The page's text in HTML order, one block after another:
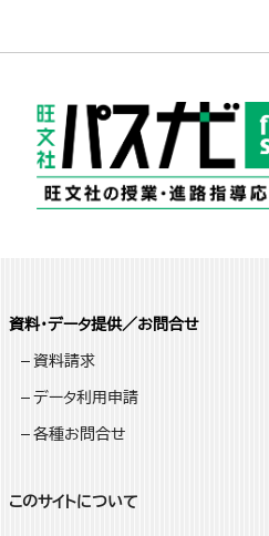
資料・データ提供／お問合せ
資料請求
データ利用申請
各種お問合せ
このサイトについて